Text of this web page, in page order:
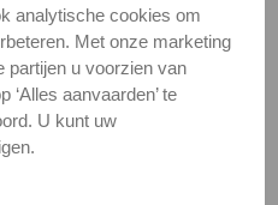
20 st. -veerring A2
€ 13,69excl. btw
€ 16,56incl. btw
Voorraad:
analytische cookies om
Met onze marketing
partijen u voorzien van
‘Alles aanvaarden’ te
U kunt uw